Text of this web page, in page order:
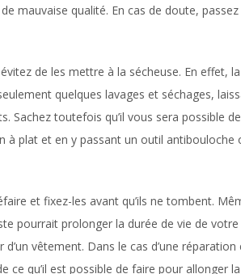
mauvaise qualité. En cas de doute,
de les mettre à la sécheuse. En effet,
quelques lavages et séchages,
Sachez toutefois qu’il vous sera possible
à plat et en y passant un outil antibouloche
et fixez-les avant qu’ils ne tombent.
pourrait prolonger la durée de vie de
vêtement. Dans le cas d’une
qu’il est possible de faire pour allonger la